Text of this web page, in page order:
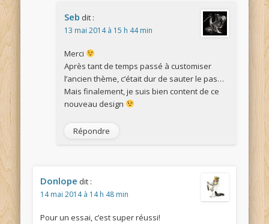
Seb dit :
13 mai 2014 à 15 h 44 min
Merci
Après tant de temps passé à customiser
l’ancien thème, c’était dur de sauter le pas…
Mais finalement, je suis bien content de ce
nouveau design
Répondre
Donlope dit :
14 mai 2014 à 14 h 48 min
Pour un essai, c’est super réussi!